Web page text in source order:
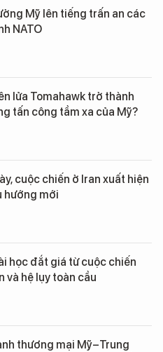
Mỹ lên tiếng trấn an các
NATO
lửa Tomahawk trở thành
tấn công tầm xa của Mỹ?
cuộc chiến ở Iran xuất hiện
hướng mới
học đắt giá từ cuộc chiến
và hệ lụy toàn cầu
thương mại Mỹ–Trung